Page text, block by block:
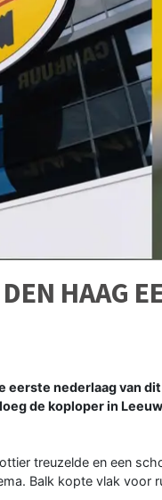
HAAG
eerste nederlaag van
de koploper in
treuzelde en een
Balk kopte vlak voor